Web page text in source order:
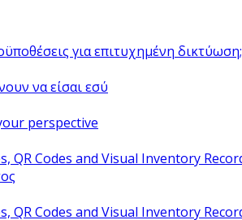
για επιτυχημένη δικτύωση;
να είσαι εσύ
perspective